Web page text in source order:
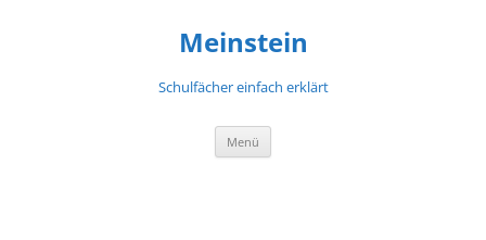
Meinstein
Schulfächer einfach erklärt
Menü